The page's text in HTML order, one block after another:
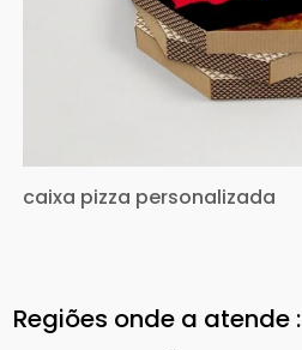
caixa pizza personalizada
Regiões onde a atende :